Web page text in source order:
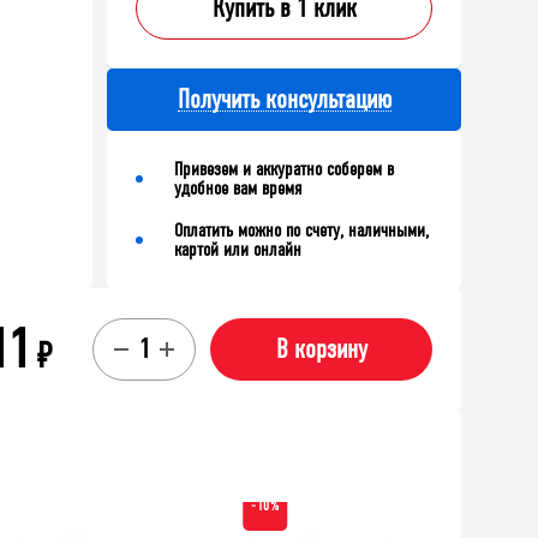
Купить в 1 клик
Получить консультацию
Привезем и аккуратно соберем в
удобное вам время
Оплатить можно по счету, наличными,
картой или онлайн
₽ В корзину
-10%